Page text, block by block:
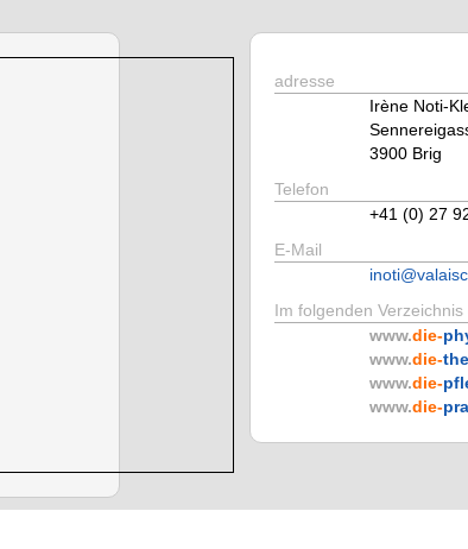
adresse
Irène Noti-
3900 Brig
Telefon
+41 (0) 27
E-Mail
Im folgenden
www.die-
www.die-
www.die-
www.die-